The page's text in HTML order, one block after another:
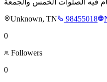
Unknown, TN
98455018
0
Followers
0